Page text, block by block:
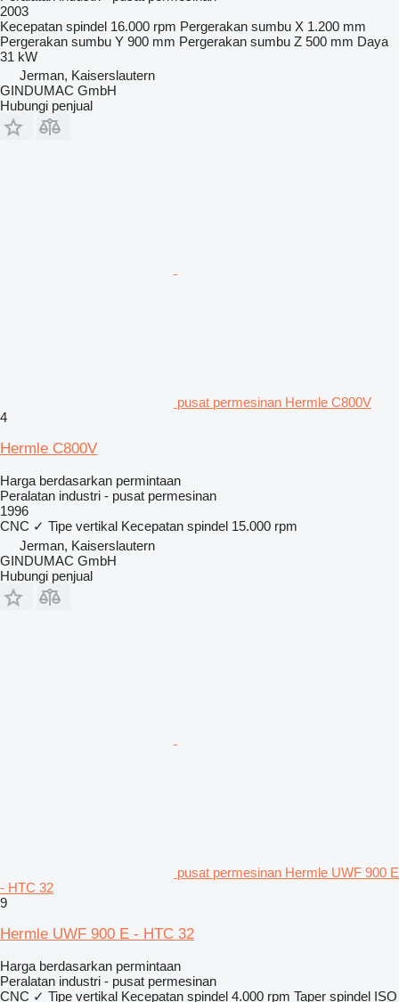
2003
Kecepatan spindel 16.000 rpm Pergerakan sumbu X 1.200 mm
Pergerakan sumbu Y 900 mm Pergerakan sumbu Z 500 mm Daya
31 kW
Jerman, Kaiserslautern
GINDUMAC GmbH
Hubungi penjual
pusat permesinan Hermle C800V
4
Hermle C800V
Harga berdasarkan permintaan
Peralatan industri - pusat permesinan
1996
CNC ✓ Tipe vertikal Kecepatan spindel 15.000 rpm
Jerman, Kaiserslautern
GINDUMAC GmbH
Hubungi penjual
pusat permesinan Hermle UWF 900 E
- HTC 32
9
Hermle UWF 900 E - HTC 32
Harga berdasarkan permintaan
Peralatan industri - pusat permesinan
CNC ✓ Tipe vertikal Kecepatan spindel 4.000 rpm Taper spindel ISO